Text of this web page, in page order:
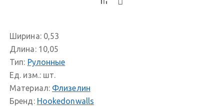
Ширина:0,53
Длина:10,05
Тип: Рулонные
Ед. изм.:шт.
Материал: Флизелин
Бренд: Hookedonwalls